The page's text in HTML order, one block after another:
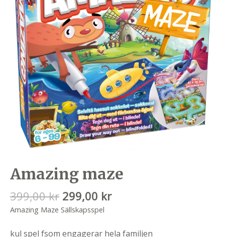
Amazing maze
399,00kr Det
ursprungliga
priset
var:
299,00 krDet
är:
Amazing Maze Sällskapsspel
kul spel fsom engagerar hela familjen